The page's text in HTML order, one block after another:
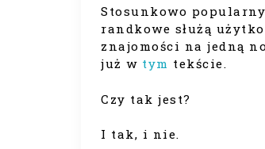
Stosunkowo
randkowe służą
znajomości na jedną
już w tym tekście.
Czy tak jest?
I tak, i nie.